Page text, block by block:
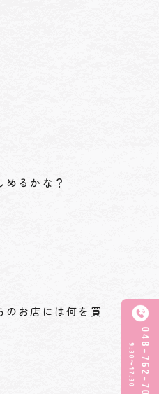
るかな？
お店には何を買